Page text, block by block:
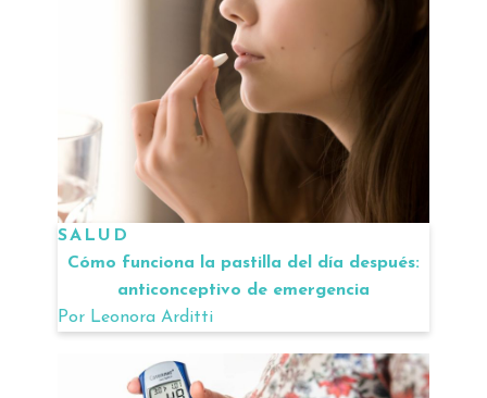
SALUD
Cómo funciona la pastilla del día después:
anticonceptivo de emergencia
Por Leonora Arditti